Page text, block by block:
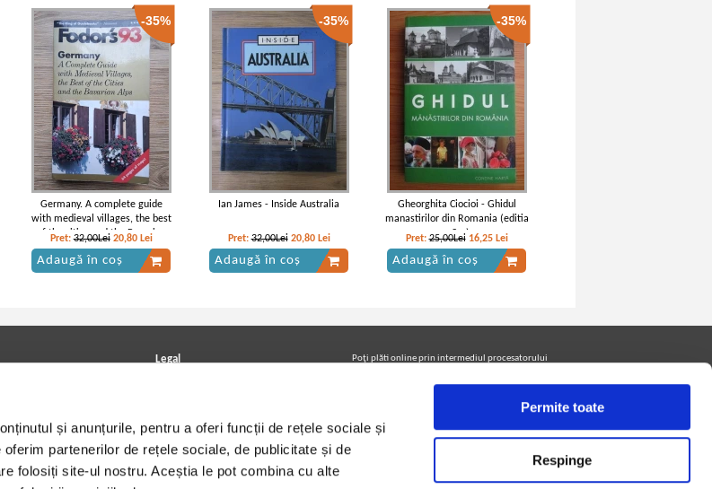
și anunțurile, pentru a oferi funcții de rețele sociale și
partenerilor de rețele sociale, de publicitate și de
folosiți site-ul nostru. Aceștia le pot combina cu alte
Permite toate
Respinge
-35%
Germany. A complete guide
with medieval villages, the best
of the cities and the Bavarian
Alps
Pret:32,00Lei 20,80 Lei
Adaugă în coș
-35%
Ian James - Inside Australia
Pret:32,00Lei 20,80 Lei
Adaugă în coș
-35%
Gheorghita Ciocioi - Ghidul
manastirilor din Romania (editia
a 3-a)
Pret:25,00Lei 16,25 Lei
Adaugă în coș
CD/DVD
Legal
Termeni si conditii
Utilizare cookie-uri
Poţi plăti online prin intermediul procesatorului
Urmăreşte-ne pe facebook pentru a fi la curent cu